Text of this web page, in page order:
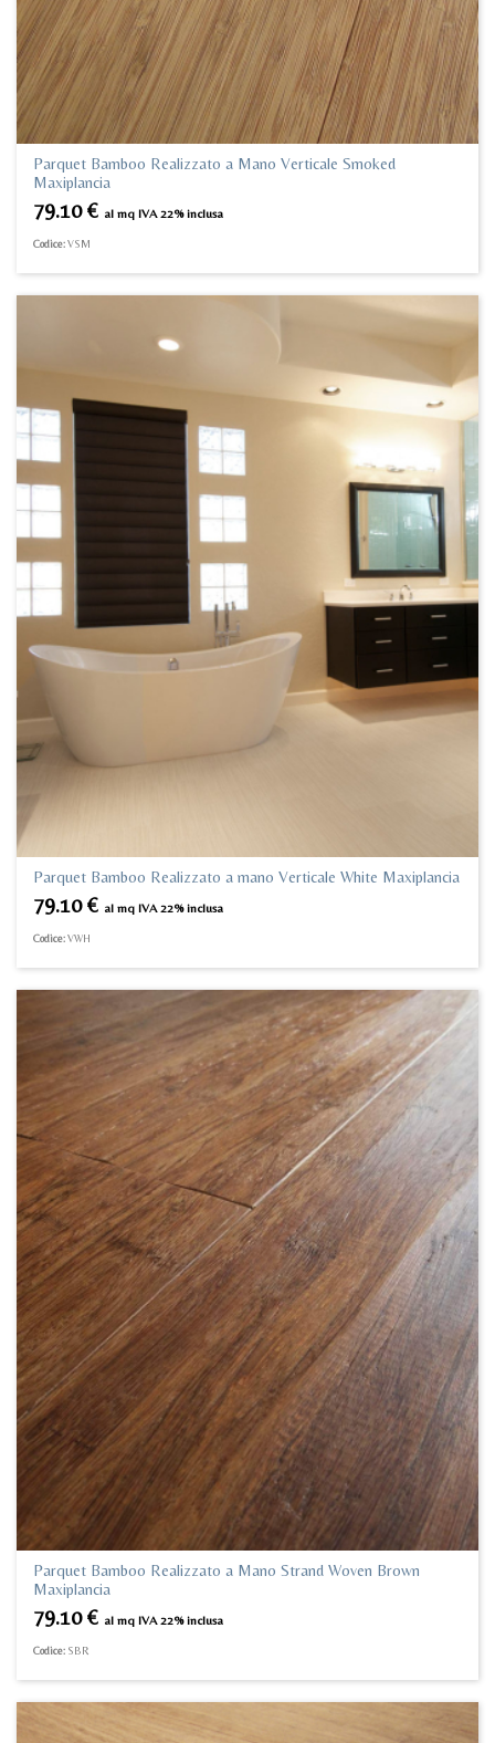
Parquet Bamboo Realizzato a Mano Verticale Smoked
Maxiplancia
79.10€ al mq IVA 22% inclusa
Codice:VSM
Parquet Bamboo Realizzato a mano Verticale White Maxiplancia
79.10€ al mq IVA 22% inclusa
Codice:VWH
Parquet Bamboo Realizzato a Mano Strand Woven Brown
Maxiplancia
79.10€ al mq IVA 22% inclusa
Codice: SBR